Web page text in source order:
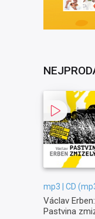
mp3 | CD
Václav Erben:
Pastvina